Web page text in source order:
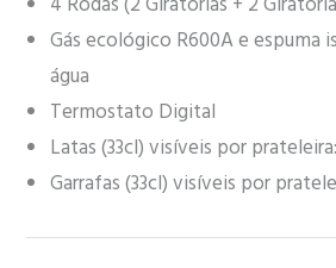
Gás ecológico R600A e espuma
água
Termostato Digital
Latas (33cl) visíveis por
Garrafas (33cl) visíveis por